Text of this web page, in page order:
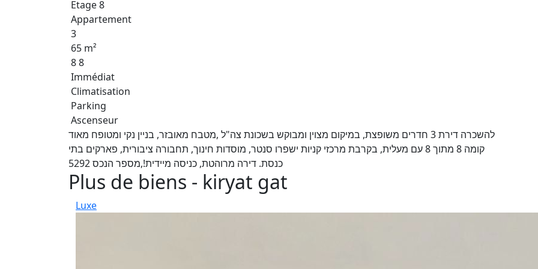
Etage 8
Appartement
3
65 m²
8 8
Immédiat
Climatisation
Parking
Ascenseur
להשכרה דירת 3 חדרים משופצת, במיקום מצוין ומבוקש בשכונת צה"ל ,מטבח מאובזר, בניין נקי ומטופח מאוד
קומה 8 מתוך 8 עם מעלית, בקרבת מרכזי קניות ישפרו סנטר, מוסדות חינוך, תחבורה ציבורית, פארקים בתי
כנסת. דירה מרוהטת, כניסה מיידית!,מספר הנכס 5292
Plus de biens - kiryat gat
Luxe